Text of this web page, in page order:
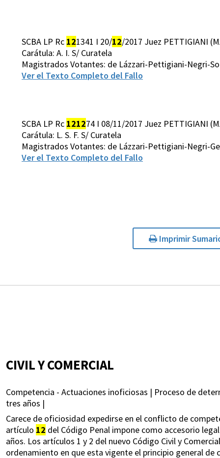
SCBA LP Rc 121341 I 20/12/2017 Juez PETTIGIANI
Carátula: A. I. S/ Curatela
Magistrados Votantes: de Lázzari-Pettigiani-Negri-
Ver el Texto Completo del Fallo
SCBA LP Rc 121274 I 08/11/2017 Juez PETTIGIANI
Carátula: L. S. F. S/ Curatela
Magistrados Votantes: de Lázzari-Pettigiani-Negri-
Ver el Texto Completo del Fallo
Imprimir
CIVIL Y COMERCIAL
Competencia - Actuaciones inoficiosas | Proceso de
tres años |
Carece de oficiosidad expedirse en el conflicto de
artículo 12 del Código Penal impone como accesorio
años. Los artículos 1 y 2 del nuevo Código Civil y
ordenamiento en que esta vigente el principio general de